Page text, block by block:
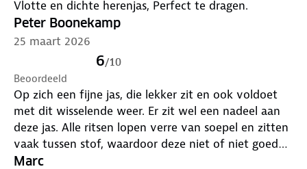
Vlotte en dichte herenjas, Perfect te dragen.
Peter Boonekamp
25 maart 2026
6/10
Beoordeeld
Op zich een fijne jas, die lekker zit en ook voldoet
met dit wisselende weer. Er zit wel een nadeel aan
deze jas. Alle ritsen lopen verre van soepel en zitten
vaak tussen stof, waardoor deze niet of niet goed
loopt. Dat is wel erg jammer.
Marc